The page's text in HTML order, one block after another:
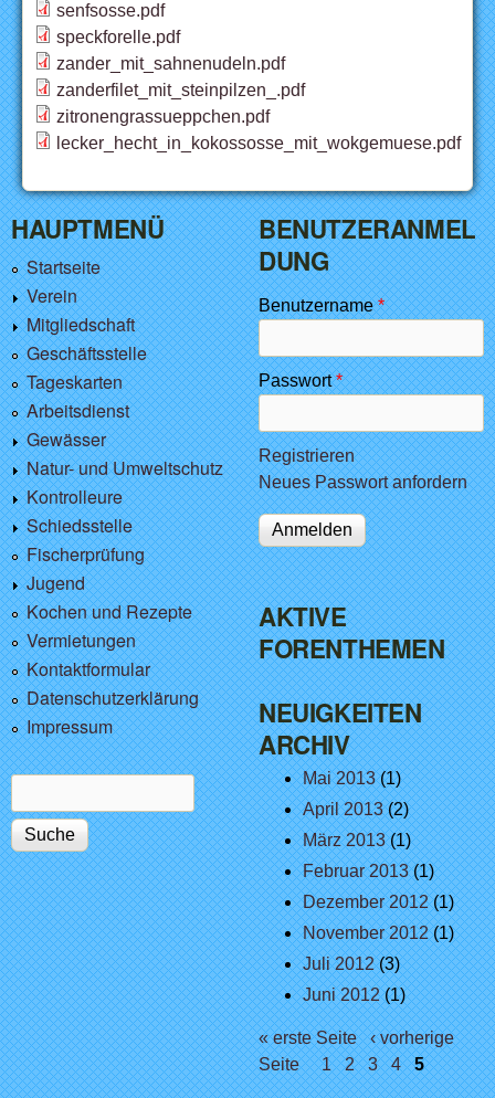
senfsosse.pdf
speckforelle.pdf
zander_mit_sahnenudeln.pdf
zanderfilet_mit_steinpilzen_.pdf
zitronengrassueppchen.pdf
lecker_hecht_in_kokossosse_mit_wokgemuese.pdf
HAUPTMENÜ
Startseite
Verein
Mitgliedschaft
Geschäftsstelle
Tageskarten
Arbeitsdienst
Gewässer
Natur- und Umweltschutz
Kontrolleure
Schiedsstelle
Fischerprüfung
Jugend
Kochen und Rezepte
Vermietungen
Kontaktformular
Datenschutzerklärung
Impressum
Suchformular
BENUTZERANMEL
DUNG
Benutzername*
Passwort*
Registrieren
Neues Passwort anfordern
AKTIVE
FORENTHEMEN
NEUIGKEITEN
ARCHIV
Mai 2013(1)
April 2013(2)
März 2013(1)
Februar 2013(1)
Dezember 2012(1)
November 2012(1)
Juli 2012(3)
Juni 2012(1)
Seiten
« erste Seite
‹ vorherige
Seite
1 2 3 4 5